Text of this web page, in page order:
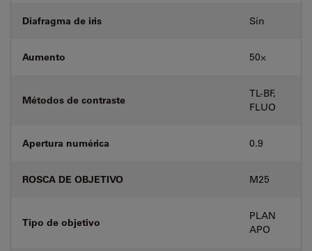
Diafragma de iris Sin
Aumento 50⨉
Métodos de contraste
TL-BF,
FLUO
Apertura numérica 0.9
ROSCA DE OBJETIVO M25
Tipo de objetivo
PLAN
APO